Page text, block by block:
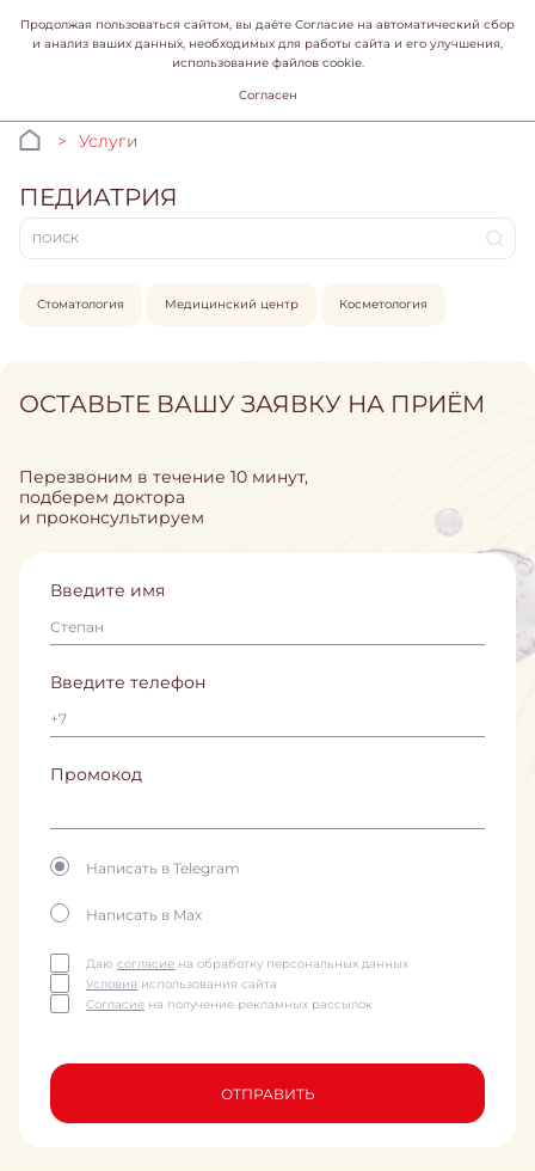
Услуги
ПЕДИАТРИЯ
Стоматология Медицинский центр Косметология
ОСТАВЬТЕ ВАШУ ЗАЯВКУ НА ПРИЁМ
Перезвоним в течение 10 минут,
подберем доктора
и проконсультируем
Введите имя
Введите телефон
Промокод
Написать в Telegram
Написать в Max
Даю согласие на обработку персональных данных
Условия использования сайта
Согласие на получение рекламных рассылок
ОТПРАВИТЬ
Продолжая пользоваться сайтом, вы даёте Согласие на автоматический сбор
и анализ ваших данных, необходимых для работы сайта и его улучшения,
использование файлов cookie.
Согласен